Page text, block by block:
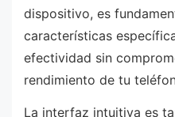
dispositivo, es
características
efectividad sin
rendimiento de tu
La interfaz intuitiva es